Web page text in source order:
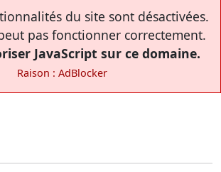
du site sont désactivées.
pas fonctionner correctement.
JavaScript sur ce domaine.
Raison : AdBlocker